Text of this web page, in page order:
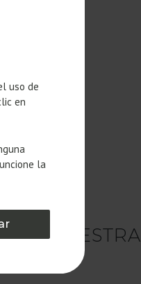
A NUESTRA
uso de
en
la